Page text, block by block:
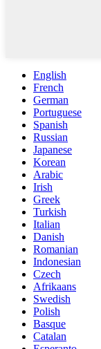
English
French
German
Portuguese
Spanish
Russian
Japanese
Korean
Arabic
Irish
Greek
Turkish
Italian
Danish
Romanian
Indonesian
Czech
Afrikaans
Swedish
Polish
Basque
Catalan